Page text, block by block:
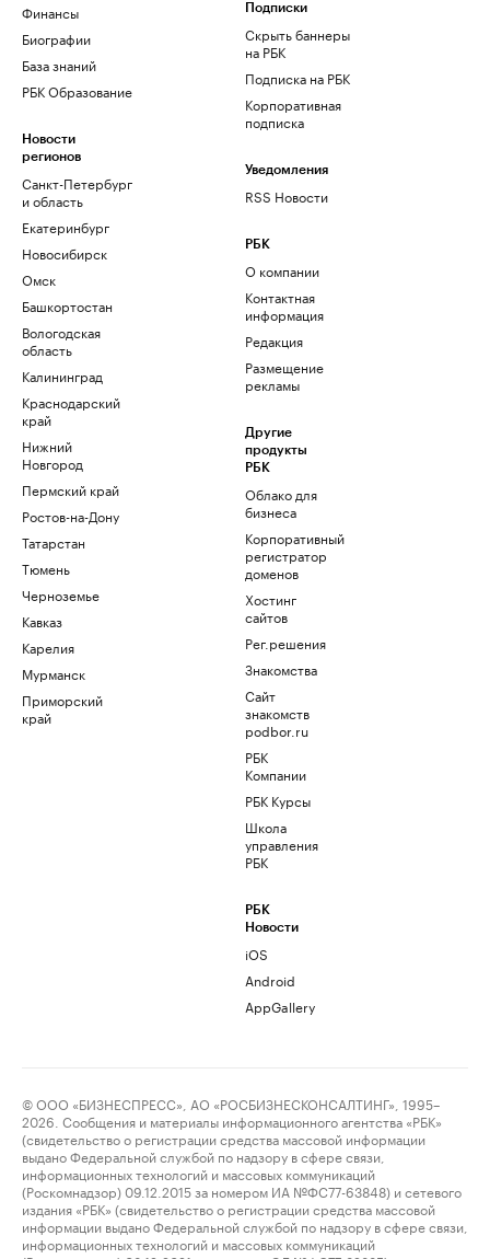
Финансы
Биографии
База знаний
РБК Образование
Новости
регионов
Санкт-Петербург
и область
Екатеринбург
Новосибирск
Омск
Башкортостан
Вологодская
область
Калининград
Краснодарский
край
Нижний
Новгород
Пермский край
Ростов-на-Дону
Татарстан
Тюмень
Черноземье
Кавказ
Карелия
Мурманск
Приморский
край
Подписки
Скрыть баннеры
на РБК
Подписка на РБК
Корпоративная
подписка
Уведомления
RSS Новости
РБК
О компании
Контактная
информация
Редакция
Размещение
рекламы
Другие
продукты
РБК
Облако для
бизнеса
Корпоративный
регистратор
доменов
Хостинг
сайтов
Рег.решения
Знакомства
Сайт
знакомств
podbor.ru
РБК
Компании
РБК Курсы
Школа
управления
РБК
РБК
Новости
iOS
Android
AppGallery
© ООО «БИЗНЕСПРЕСС», АО «РОСБИЗНЕСКОНСАЛТИНГ», 1995–
2026. Сообщения и материалы информационного агентства «РБК»
(свидетельство о регистрации средства массовой информации
выдано Федеральной службой по надзору в сфере связи,
информационных технологий и массовых коммуникаций
(Роскомнадзор) 09.12.2015 за номером ИА №ФС77-63848) и сетевого
издания «РБК» (свидетельство о регистрации средства массовой
информации выдано Федеральной службой по надзору в сфере связи,
информационных технологий и массовых коммуникаций